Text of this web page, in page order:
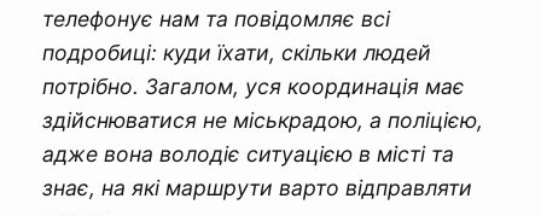
телефонує нам та повідомляє всі
подробиці: куди їхати, скільки людей
потрібно. Загалом, уся координація має
здійснюватися не міськрадою, а поліцією,
адже вона володіє ситуацією в місті та
знає, на які маршрути варто відправляти